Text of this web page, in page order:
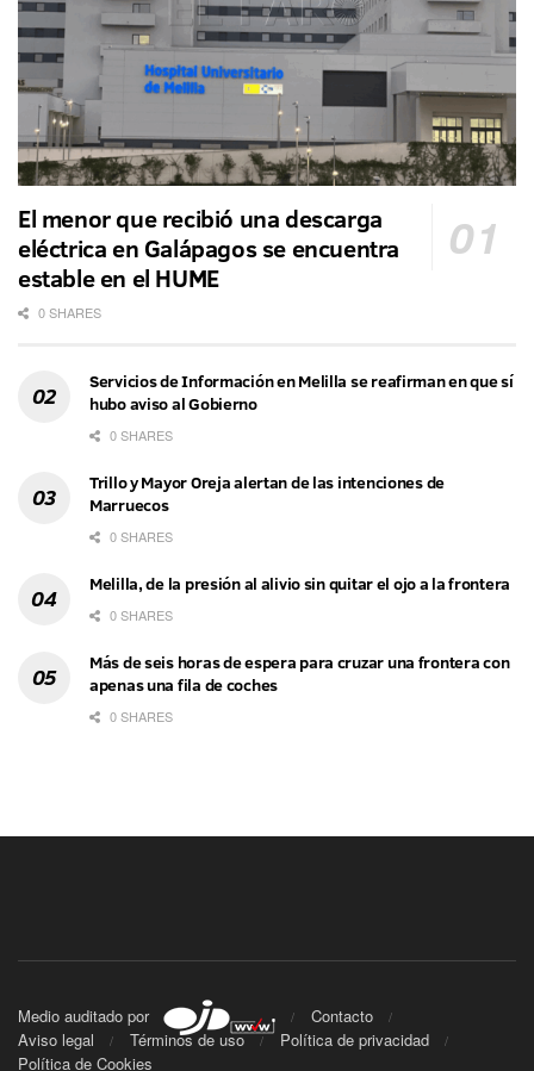
El menor que recibió una descarga
eléctrica en Galápagos se encuentra
estable en el HUME
0 SHARES
Servicios de Información en Melilla se reafirman en que sí
hubo aviso al Gobierno
0 SHARES
Trillo y Mayor Oreja alertan de las intenciones de
Marruecos
0 SHARES
Melilla, de la presión al alivio sin quitar el ojo a la frontera
0 SHARES
Más de seis horas de espera para cruzar una frontera con
apenas una fila de coches
0 SHARES
Medio auditado por
Contacto
Aviso legal
Términos de uso
Política de privacidad
Política de Cookies